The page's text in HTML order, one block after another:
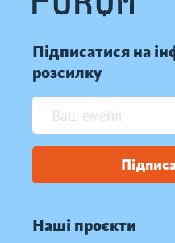
Підписатися на
розсилку
Наші проєкти